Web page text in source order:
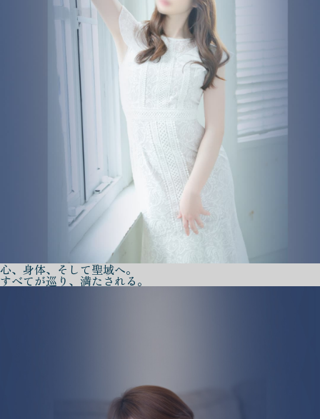
心、身体、そして聖域へ。
すべてが巡り、満たされる。